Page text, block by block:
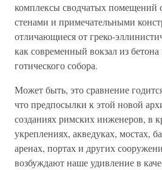
комплексы сводчатых
стенами и примечательными
отличающиеся от греко-
как современный вокзал из бетона
готического собора.
Может быть, это сравнение
что предпосылки к этой новой
созданиях римских инженеров, в
укреплениях, акведуках, мостах,
аренах, портах и других
возбуждают наше удивление в